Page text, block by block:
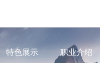
特色展示 职业介绍